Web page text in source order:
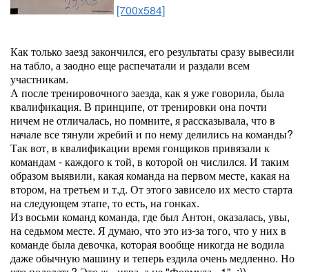
[700x584]
Как только заезд закончился, его результаты сразу вывесили
на табло, а заодно еще распечатали и раздали всем
участникам.
А после тренировочного заезда, как я уже говорила, была
квалификация. В принципе, от тренировки она почти
ничем не отличалась, но помните, я рассказывала, что в
начале все тянули жребий и по нему делились на команды?
Так вот, в квалификации время гонщиков привязали к
командам - каждого к той, в которой он числился. И таким
образом выявили, какая команда на первом месте, какая на
втором, на третьем и т.д. От этого зависело их место старта
на следующем этапе, то есть, на гонках.
Из восьми команд команда, где был Антон, оказалась, увы,
на седьмом месте. Я думаю, что это из-за того, что у них в
команде была девочка, которая вообще никогда не водила
даже обычную машину и теперь ездила очень медленно. Но